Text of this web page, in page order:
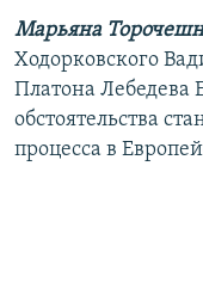
Марьяна
Ходорковского
Платона Лебедева
обстоятельства
процесса в